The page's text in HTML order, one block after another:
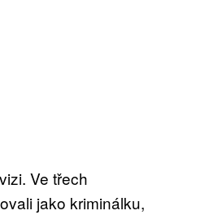
Ve třech
jako kriminálku,